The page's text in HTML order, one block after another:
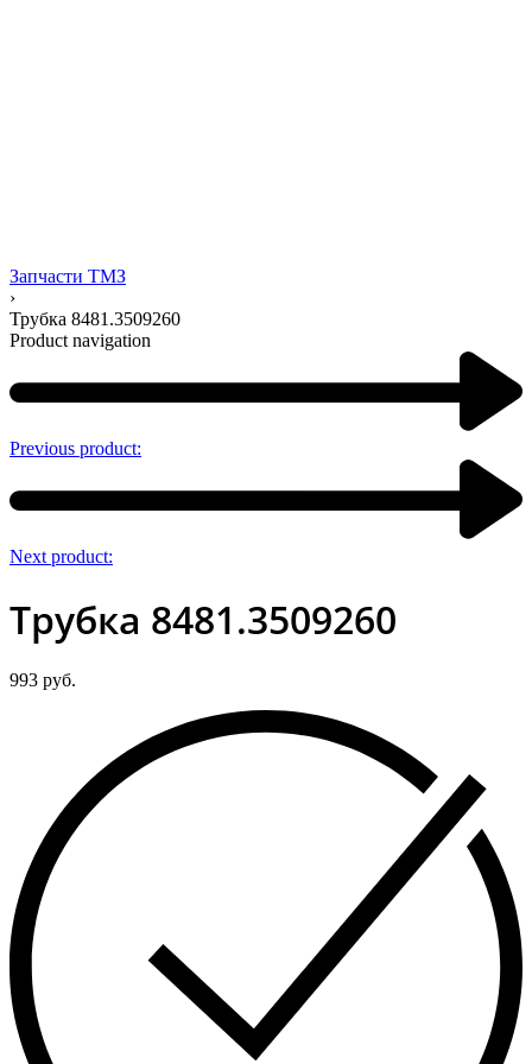
Запчасти ТМЗ
›
Трубка 8481.3509260
Product navigation
Previous product:
Next product:
Трубка 8481.3509260
993 руб.